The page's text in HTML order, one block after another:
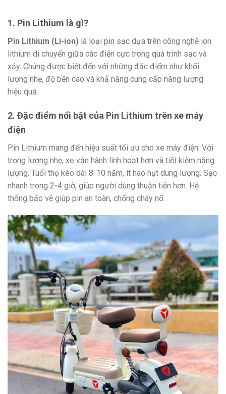
1. Pin Lithium là gì?
Pin Lithium (Li-ion) là loại pin sạc dựa trên công nghệ ion
lithium di chuyển giữa các điện cực trong quá trình sạc và
xảy. Chúng được biết đến với những đặc điểm như khối
lượng nhẹ, độ bền cao và khả năng cung cấp năng lượng
hiệu quả.
2. Đặc điểm nổi bật của Pin Lithium trên xe máy
điện
Pin Lithium mang đến hiệu suất tối ưu cho xe máy điện. Với
trọng lượng nhẹ, xe vận hành linh hoạt hơn và tiết kiệm năng
lượng. Tuổi thọ kéo dài 8-10 năm, ít hao hụt dung lượng. Sạc
nhanh trong 2-4 giờ, giúp người dùng thuận tiện hơn. Hệ
thống bảo vệ giúp pin an toàn, chống cháy nổ.